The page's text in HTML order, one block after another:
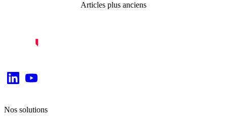
Articles plus anciens
Nos solutions